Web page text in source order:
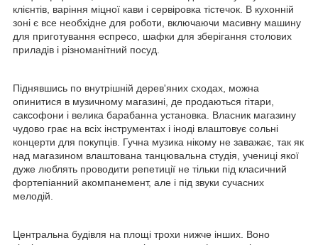
клієнтів, варіння міцної кави і сервіровка тістечок. В кухонній
зоні є все необхідне для роботи, включаючи масивну машину
для приготування еспресо, шафки для зберігання столових
приладів і різноманітний посуд.
Піднявшись по внутрішній дерев'яних сходах, можна
опинитися в музичному магазині, де продаються гітари,
саксофони і велика барабанна установка. Власник магазину
чудово грає на всіх інструментах і іноді влаштовує сольні
концерти для покупців. Гучна музика нікому не заважає, так як
над магазином влаштована танцювальна студія, учениці якої
дуже люблять проводити репетиції не тільки під класичний
фортепіанний акомпанемент, але і під звуки сучасних
мелодій.
Центральна будівля на площі трохи нижче інших. Воно